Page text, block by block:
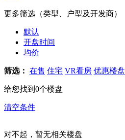
更多筛选（类型、户型及开发商）
默认
开盘时间
均价
筛选： 在售 住宅 VR看房 优惠楼盘
给您找到 0个楼盘
清空条件
对不起，暂无相关楼盘